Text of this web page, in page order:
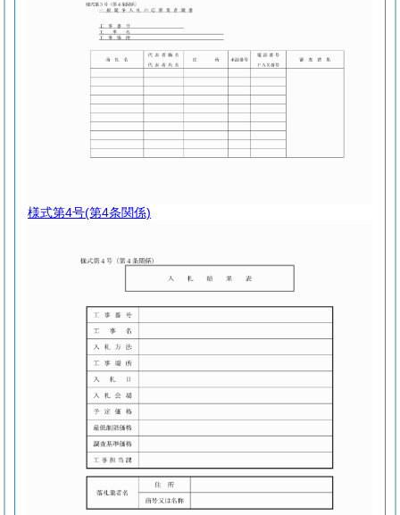
様式第4号(第4条関係)